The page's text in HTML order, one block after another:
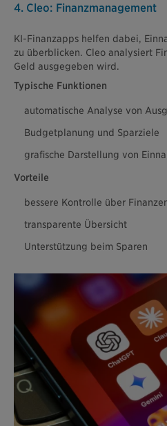
4. Cleo: Finanzmanagement
KI-Finanzapps helfen dabei,
zu überblicken. Cleo analysiert
Geld ausgegeben wird.
Typische Funktionen
automatische Analyse von
Budgetplanung und Sparziele
grafische Darstellung von
Vorteile
bessere Kontrolle über
transparente Übersicht
Unterstützung beim Sparen